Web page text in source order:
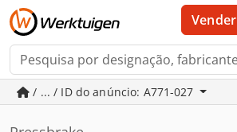
Vender
/ ... / ID do anúncio: A771-027